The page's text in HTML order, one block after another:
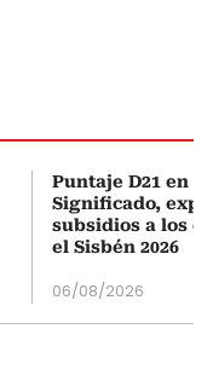
Puntaje D21 en
Significado,
subsidios a los
el Sisbén 2026
06/08/2026